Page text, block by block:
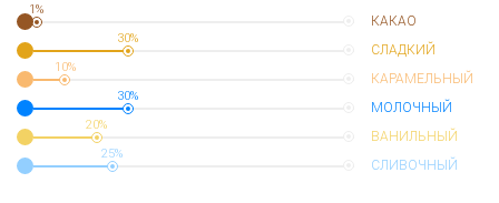
1%
КАКАО
30%
СЛАДКИЙ
10%
КАРАМЕЛЬНЫЙ
30%
МОЛОЧНЫЙ
20%
ВАНИЛЬНЫЙ
25%
СЛИВОЧНЫЙ